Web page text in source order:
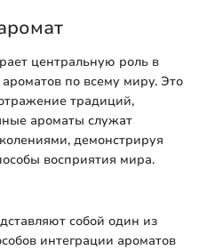
центральную роль в
по всему миру. Это
традиций,
ароматы служат
демонстрируя
восприятия мира.
собой один из
интеграции ароматов